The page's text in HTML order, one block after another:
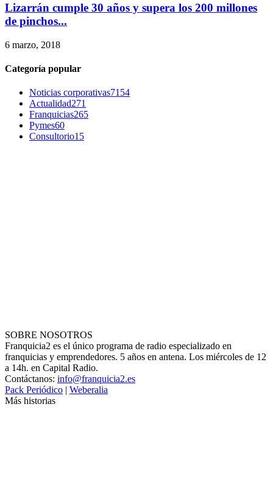
Lizarrán cumple 30 años y supera los 200 millones
de pinchos...
6 marzo, 2018
Categoría popular
Noticias corporativas7154
Actualidad271
Franquicias265
Pymes60
Consultorio15
SOBRE NOSOTROS
Franquicia2 es el único programa de radio especializado en
franquicias y emprendedores. 5 años en antena. Los miércoles de 12
a 14h. en Capital Radio.
Contáctanos: info@franquicia2.es
Pack Periódico | Weberalia
Más historias